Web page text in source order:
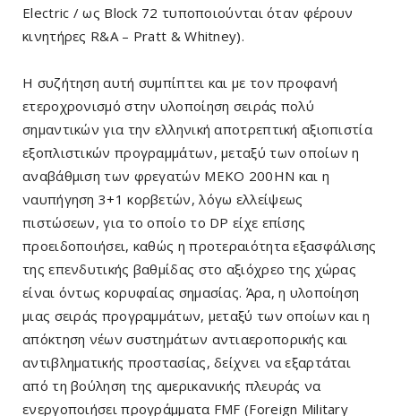
Electric / ως Block 72 τυποποιούνται όταν φέρουν
κινητήρες R&A – Pratt & Whitney).
Η συζήτηση αυτή συμπίπτει και με τον προφανή
ετεροχρονισμό στην υλοποίηση σειράς πολύ
σημαντικών για την ελληνική αποτρεπτική αξιοπιστία
εξοπλιστικών προγραμμάτων, μεταξύ των οποίων η
αναβάθμιση των φρεγατών MEKO 200HN και η
ναυπήγηση 3+1 κορβετών, λόγω ελλείψεως
πιστώσεων, για το οποίο το DP είχε επίσης
προειδοποιήσει, καθώς η προτεραιότητα εξασφάλισης
της επενδυτικής βαθμίδας στο αξιόχρεο της χώρας
είναι όντως κορυφαίας σημασίας. Άρα, η υλοποίηση
μιας σειράς προγραμμάτων, μεταξύ των οποίων και η
απόκτηση νέων συστημάτων αντιαεροπορικής και
αντιβληματικής προστασίας, δείχνει να εξαρτάται
από τη βούληση της αμερικανικής πλευράς να
ενεργοποιήσει προγράμματα FMF (Foreign Military